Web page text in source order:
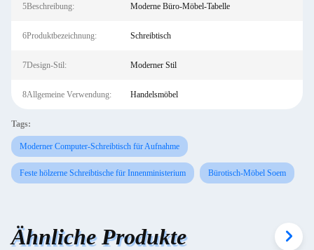
5Beschreibung: Moderne Büro-Möbel-Tabelle
6Produktbezeichnung: Schreibtisch
7Design-Stil: Moderner Stil
8Allgemeine Verwendung: Handelsmöbel
Tags:
Moderner Computer-Schreibtisch für Aufnahme
Feste hölzerne Schreibtische für Innenministerium Bürotisch-Möbel Soem
Ähnliche Produkte